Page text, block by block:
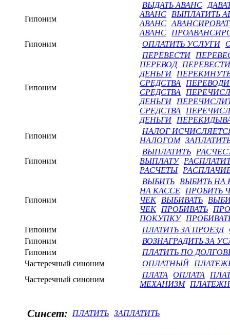
Гипоним
ВЫДАТЬ АВАНС
АВАНС
ВЫПЛАТИТЬ
АВАНС
АВАНС
Гипоним
ОПЛАТИТЬ УСЛУГИ
Гипоним
ПЕРЕВЕСТИ
ПЕРЕВОД
ДЕНЬГИ
СРЕДСТВА
СРЕДСТВА
ДЕНЬГИ
СРЕДСТВА
ДЕНЬГИ
Гипоним
НАЛОГ
НАЛОГОМ
Гипоним
ВЫПЛАТИТЬ
ВЫПЛАТУ
РАСЧЕТЫ
Гипоним
ВЫБИТЬ
ВЫБИТЬ НА
НА КАССЕ
ПРОБИТЬ
ЧЕК
ВЫБИВАТЬ
ЧЕК
ПРОБИВАТЬ
ПОКУПКУ
Гипоним
ПЛАТИТЬ ЗА ПРОЕЗД
Гипоним
ВОЗНАГРАДИТЬ ЗА
Гипоним
ПЛАТИТЬ ПО
Частеречный синоним
ОПЛАТНЫЙ
Частеречный синоним
ПЛАТА ОПЛАТА
МЕХАНИЗМ
Синсет: ПЛАТИТЬ ЗАПЛАТИТЬ